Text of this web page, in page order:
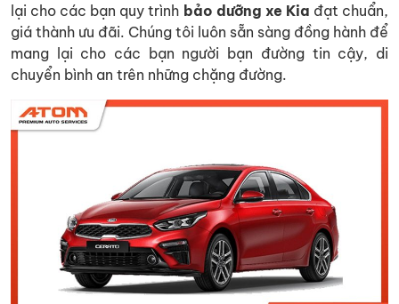
lại cho các bạn quy trình bảo dưỡng xe Kia đạt chuẩn,
giá thành ưu đãi. Chúng tôi luôn sẵn sàng đồng hành để
mang lại cho các bạn người bạn đường tin cậy, di
chuyển bình an trên những chặng đường.